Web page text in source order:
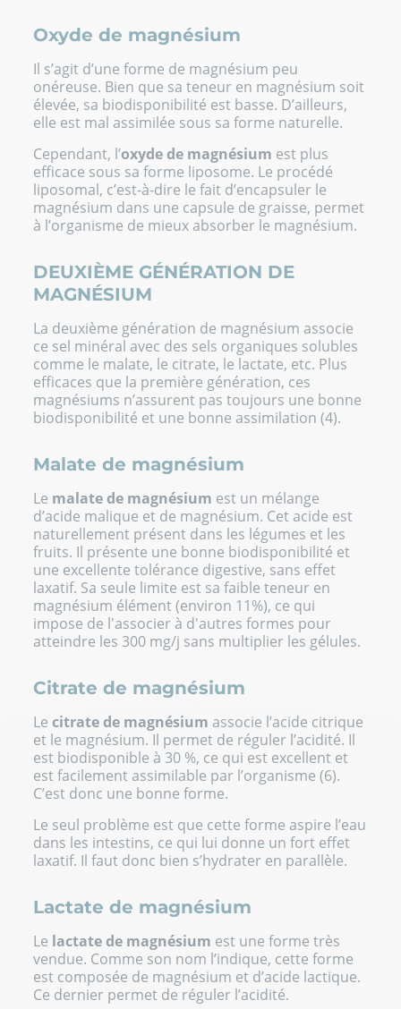
Oxyde de magnésium
Il s’agit d’une forme de magnésium peu
onéreuse. Bien que sa teneur en magnésium soit
élevée, sa biodisponibilité est basse. D’ailleurs,
elle est mal assimilée sous sa forme naturelle.
Cependant, l’oxyde de magnésium est plus
efficace sous sa forme liposome. Le procédé
liposomal, c’est-à-dire le fait d’encapsuler le
magnésium dans une capsule de graisse, permet
à l’organisme de mieux absorber le magnésium.
DEUXIÈME GÉNÉRATION DE
MAGNÉSIUM
La deuxième génération de magnésium associe
ce sel minéral avec des sels organiques solubles
comme le malate, le citrate, le lactate, etc. Plus
efficaces que la première génération, ces
magnésiums n’assurent pas toujours une bonne
biodisponibilité et une bonne assimilation (4).
Malate de magnésium
Le malate de magnésium est un mélange
d’acide malique et de magnésium. Cet acide est
naturellement présent dans les légumes et les
fruits. Il présente une bonne biodisponibilité et
une excellente tolérance digestive, sans effet
laxatif. Sa seule limite est sa faible teneur en
magnésium élément (environ 11%), ce qui
impose de l'associer à d'autres formes pour
atteindre les 300 mg/j sans multiplier les gélules.
Citrate de magnésium
Lecitrate de magnésium associe l’acide citrique
et le magnésium. Il permet de réguler l’acidité. Il
est biodisponible à 30 %, ce qui est excellent et
est facilement assimilable par l’organisme (6).
C’est donc une bonne forme.
Le seul problème est que cette forme aspire l’eau
dans les intestins, ce qui lui donne un fort effet
laxatif. Il faut donc bien s’hydrater en parallèle.
Lactate de magnésium
Le lactate de magnésium est une forme très
vendue. Comme son nom l’indique, cette forme
est composée de magnésium et d’acide lactique.
Ce dernier permet de réguler l’acidité.